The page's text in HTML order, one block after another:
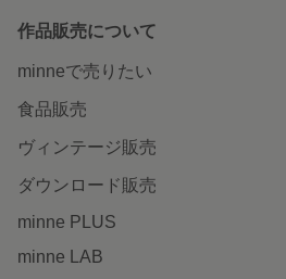
作品販売について
minneで売りたい
食品販売
ヴィンテージ販売
ダウンロード販売
minne PLUS
minne LAB